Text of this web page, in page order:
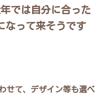
では自分に合った
なって来そうです
せて、デザイン等も選べ